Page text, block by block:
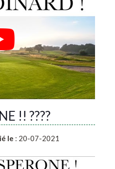
!! ????
le : 20-07-2021